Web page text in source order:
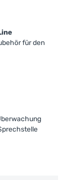
für den